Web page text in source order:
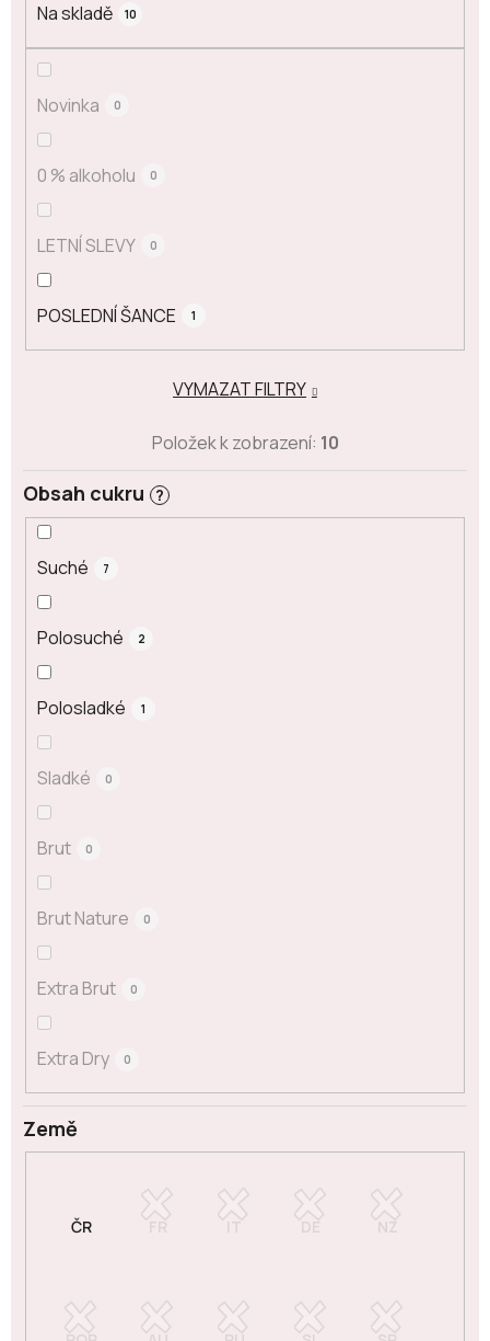
Na skladě 10
Novinka 0
0 % alkoholu 0
LETNÍ SLEVY 0
POSLEDNÍ ŠANCE 1
Země
Obsah cukru ?
Suché 7
Polosuché 2
Polosladké 1
Sladké 0
Brut 0
Brut Nature 0
Extra Brut 0
Extra Dry 0
VYMAZAT FILTRY
Položek k zobrazení: 10